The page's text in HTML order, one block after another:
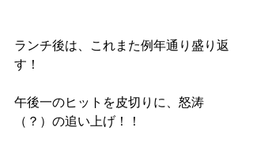
ランチ後は、これまた例年通り盛り返
す！
午後一のヒットを皮切りに、怒涛
（？）の追い上げ！！